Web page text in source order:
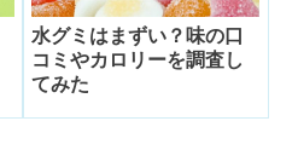
水グミはまずい？味の口
コミやカロリーを調査し
てみた